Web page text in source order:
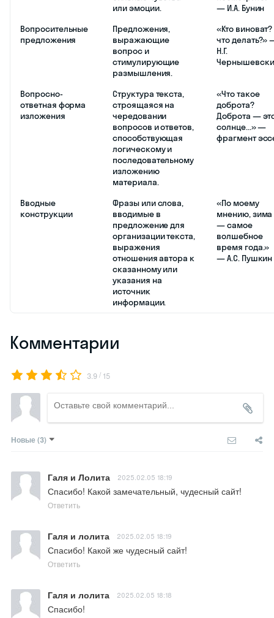
или эмоции.
— И.А. Бунин
Вопросительные
предложения
Предложения,
выражающие
вопрос и
стимулирующие
размышления.
«Кто
что делать?»
Н.Г.
Вопросно-
ответная форма
изложения
Структура текста,
строящаяся на
чередовании
вопросов и ответов,
способствующая
логическому и
последовательному
изложению
материала.
«Что такое
доброта?
Доброта —
солнце...» —
фрагмент
Вводные
конструкции
Фразы или слова,
вводимые в
предложение для
организации текста,
выражения
отношения автора к
сказанному или
указания на
источник
информации.
«По моему
мнению, зима
— самое
волшебное
время года.»
— А.С. Пушкин
Комментарии
3.9/ 15
Новые (3)
Галя и Лолита 2025.02.05 18:19
Спасибо! Какой замечательный, чудесный сайт!
Ответить
Галя и лолита 2025.02.05 18:19
Спасибо! Какой же чудесный сайт!
Ответить
Галя и лолита 2025.02.05 18:18
Спасибо!